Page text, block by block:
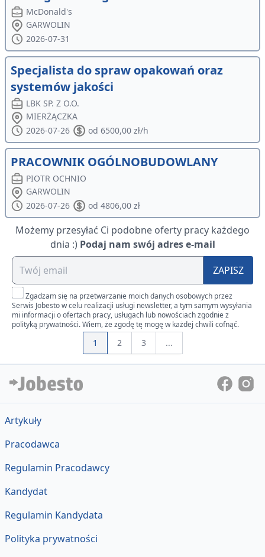
McDonald's
GARWOLIN
2026-07-31
Specjalista do spraw opakowań oraz
systemów jakości
LBK SP. Z O.O.
MIERŻĄCZKA
2026-07-26
od 6500,00 zł/h
PRACOWNIK OGÓLNOBUDOWLANY
PIOTR OCHNIO
GARWOLIN
2026-07-26
od 4806,00 zł
Możemy przesyłać Ci podobne oferty pracy każdego
dnia :) Podaj nam swój adres e-mail
ZAPISZ
Zgadzam się na przetwarzanie moich danych osobowych przez
Serwis Jobesto w celu realizacji usługi newsletter, a tym samym wysyłania
mi informacji o ofertach pracy, usługach lub nowościach zgodnie z
polityką prywatności. Wiem, że zgodę tę mogę w każdej chwili cofnąć.
1 2 3 ...
Artykuły
Pracodawca
Regulamin Pracodawcy
Kandydat
Regulamin Kandydata
Polityka prywatności